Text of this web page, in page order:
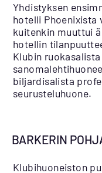
Yhdistyksen
hotelli Phoenixista
kuitenkin muuttui
hotellin
Klubin
biljardisalista
seurusteluhuone.
BARKERIN
Klubihuoneiston